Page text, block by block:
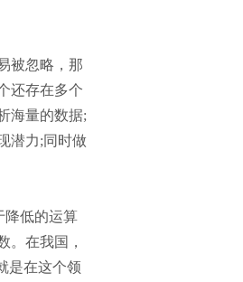
被忽略，那
还存在多个
海量的数据;
潜力;同时做
低的运算
。在我国，
是在这个领